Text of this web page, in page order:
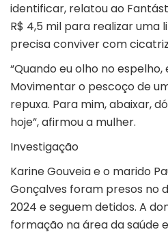
identificar, relatou ao
R$ 4,5 mil para realizar uma
precisa conviver com
“Quando eu olho no espelho,
Movimentar o pescoço de
repuxa. Para mim, abaixar,
hoje”, afirmou a mulher.
Investigação
Karine Gouveia e o marido
Gonçalves foram presos no
2024 e seguem detidos. A
formação na área da saúde